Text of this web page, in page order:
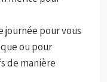
pour vous
ou pour
de manière